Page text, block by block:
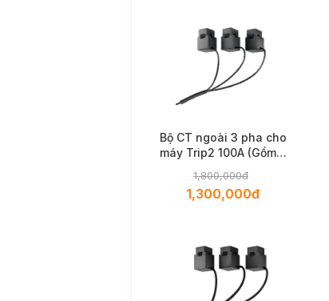
Bộ CT ngoài 3 pha cho
máy Trip2 100A (Gồm 3
1,800,000đ
1,300,000đ